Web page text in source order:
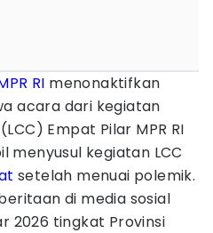
RI menonaktifkan
acara dari kegiatan
(LCC) Empat Pilar MPR RI
menyusul kegiatan LCC
setelah menuai polemik.
di media sosial
2026 tingkat Provinsi